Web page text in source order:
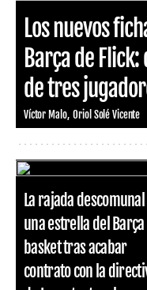
Los nuevos
Barça de
de tres
Víctor Malo Oriol Solé Vicente
La rajada
una estrella del
basket tras acabar
contrato con la